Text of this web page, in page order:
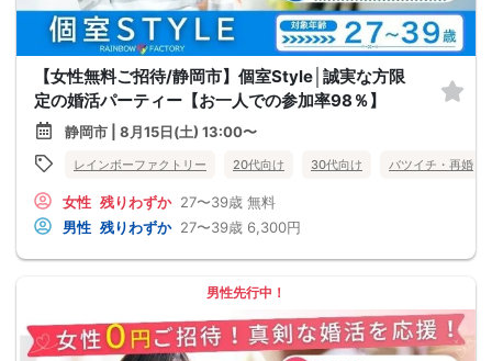
【女性無料ご招待/静岡市】個室Style│誠実な方限
定の婚活パーティー【お一人での参加率98％】
静岡市 | 8月15日(土) 13:00〜
レインボーファクトリー 20代向け 30代向け バツイチ・再婚
女性 残りわずか 27〜39歳 無料
男性 残りわずか 27〜39歳 6,300円
男性先行中！